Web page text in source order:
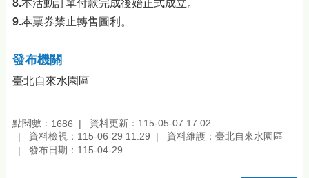
8.本活動訂單付款完成後始正式成立。
9.本票券禁止轉售圖利。
發布機關
臺北自來水園區
點閱數： 1686
資料更新：115-05-07 17:02
資料檢視：115-06-29 11:29
資料維護：臺北自來水園區
發布日期：115-04-29